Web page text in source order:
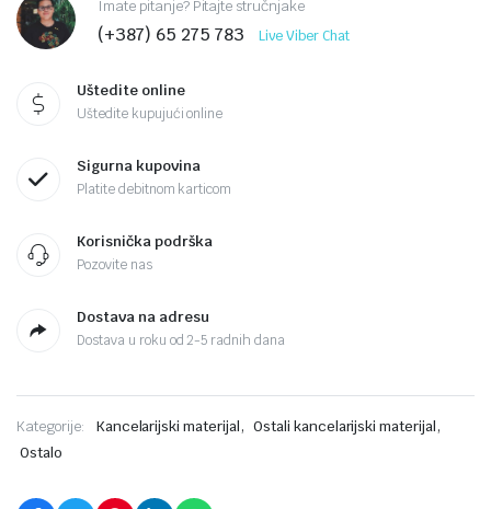
Imate pitanje? Pitajte stručnjake
(+387) 65 275 783 Live Viber Chat
Uštedite online
Uštedite kupujući online
Sigurna kupovina
Platite debitnom karticom
Korisnička podrška
Pozovite nas
Dostava na adresu
Dostava u roku od 2-5 radnih dana
Kategorije: Kancelarijski materijal, Ostali kancelarijski materijal,
Ostalo